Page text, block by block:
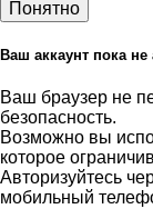
Понятно
Ваш аккаунт пока не
Ваш браузер не
безопасность.
Возможно вы
которое
Авторизуйтесь
мобильный